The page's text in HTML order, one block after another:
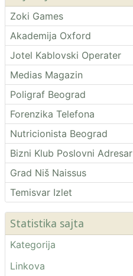
Zoki Games
Akademija Oxford
Jotel Kablovski Operater
Medias Magazin
Poligraf Beograd
Forenzika Telefona
Nutricionista Beograd
Bizni Klub Poslovni Adresar
Grad Niš Naissus
Temisvar Izlet
Statistika sajta
Kategorija
Linkova